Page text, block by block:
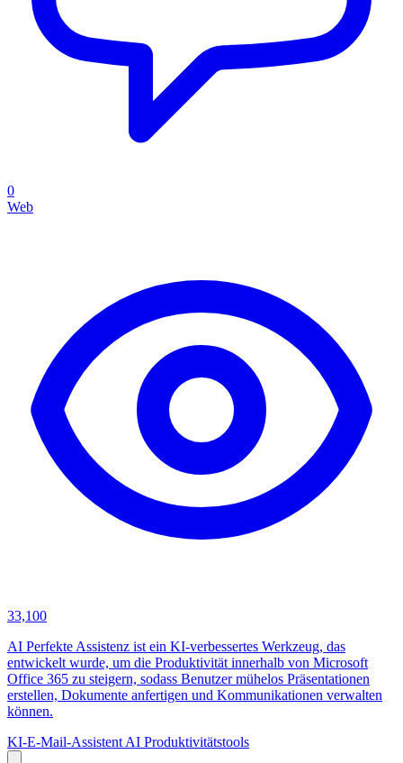
0
Web
33,100
AI Perfekte Assistenz ist ein KI-verbessertes Werkzeug, das
entwickelt wurde, um die Produktivität innerhalb von Microsoft
Office 365 zu steigern, sodass Benutzer mühelos Präsentationen
erstellen, Dokumente anfertigen und Kommunikationen verwalten
können.
KI-E-Mail-Assistent AI Produktivitätstools